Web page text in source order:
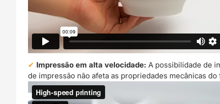
Impressão em alta velocidade: A possibilidade de
de impressão não afeta as propriedades mecânicas